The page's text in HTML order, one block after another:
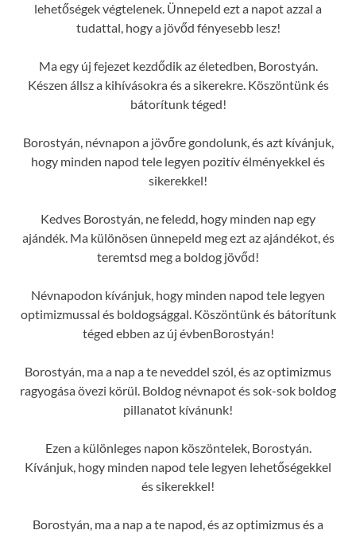
lehetőségek végtelenek. Ünnepeld ezt a napot azzal a
tudattal, hogy a jövőd fényesebb lesz!
Ma egy új fejezet kezdődik az életedben, Borostyán.
Készen állsz a kihívásokra és a sikerekre. Köszöntünk és
bátorítunk téged!
Borostyán, névnapon a jövőre gondolunk, és azt kívánjuk,
hogy minden napod tele legyen pozitív élményekkel és
sikerekkel!
Kedves Borostyán, ne feledd, hogy minden nap egy
ajándék. Ma különösen ünnepeld meg ezt az ajándékot, és
teremtsd meg a boldog jövőd!
Névnapodon kívánjuk, hogy minden napod tele legyen
optimizmussal és boldogsággal. Köszöntünk és bátorítunk
téged ebben az új évbenBorostyán!
Borostyán, ma a nap a te neveddel szól, és az optimizmus
ragyogása övezi körül. Boldog névnapot és sok-sok boldog
pillanatot kívánunk!
Ezen a különleges napon köszöntelek, Borostyán.
Kívánjuk, hogy minden napod tele legyen lehetőségekkel
és sikerekkel!
Borostyán, ma a nap a te napod, és az optimizmus és a